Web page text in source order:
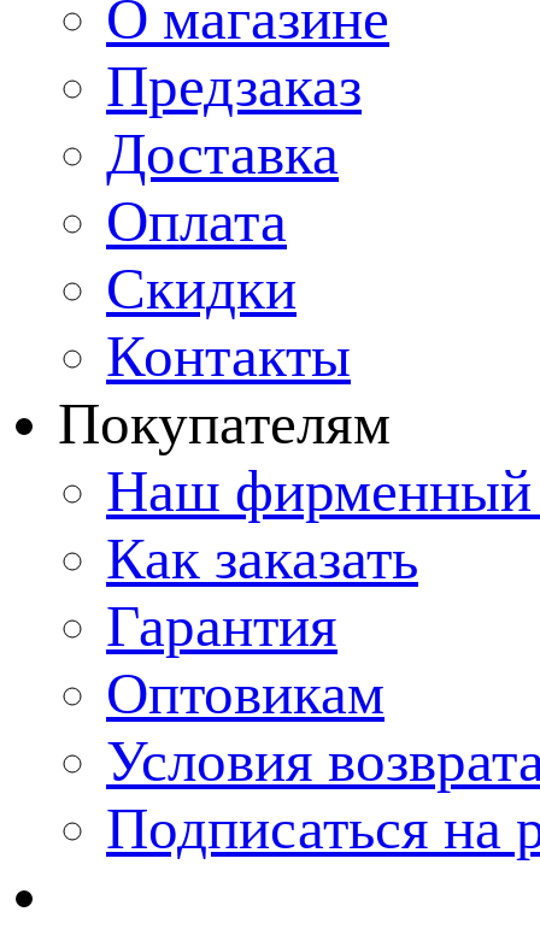
О магазине
Предзаказ
Доставка
Оплата
Скидки
Контакты
Покупателям
Наш фирменный
Как заказать
Гарантия
Оптовикам
Условия
Подписаться на